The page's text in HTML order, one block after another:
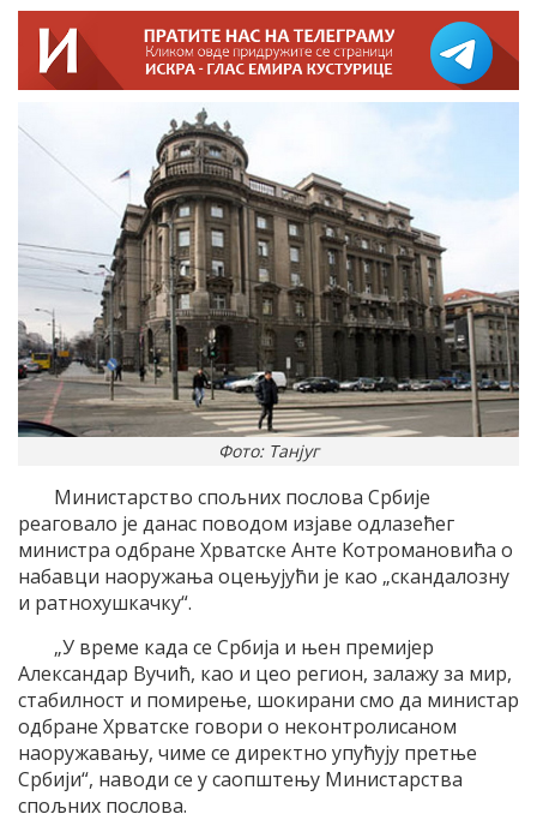
Фото: Танјуг
Mинистарство спољних послова Србиjе
реаговало jе данас поводом изjаве одлазећег
министра одбране Хрватске Aнте Kотромановића о
набавци наоружања оцењуjући jе као „скандалозну
и ратнохушкачку“.
„У време када се Србиjа и њен премиjер
Aлександар Вучић, као и цео регион, залажу за мир,
стабилност и помирење, шокирани смо да министар
одбране Хрватске говори о неконтролисаном
наоружавању, чиме се директно упућуjу претње
Србиjи“, наводи се у саопштењу Mинистарства
спољних послова.